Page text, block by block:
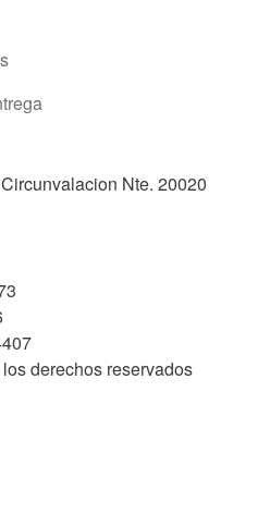
Nte. 20020
derechos reservados